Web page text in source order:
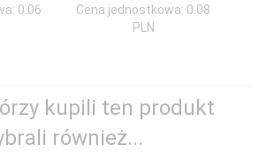
0.06
Cena jednostkowa: 0.08
PLN
kupili ten produkt
również...